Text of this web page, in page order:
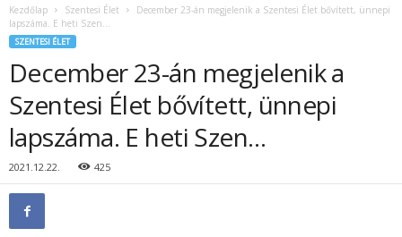
Kezdőlap Szentesi Élet
December 23-án megjelenik a Szentesi Élet bővített, ünnepi
lapszáma. E heti Szen…
SZENTESI ÉLET
December 23-án megjelenik a
Szentesi Élet bővített, ünnepi
lapszáma. E heti Szen…
2021.12.22. 425